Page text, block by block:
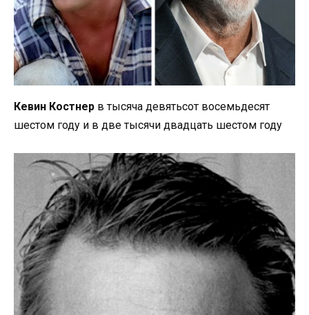
Кевин Костнер в тысяча девятьсот восемьдесят
шестом году и в две тысячи двадцать шестом году